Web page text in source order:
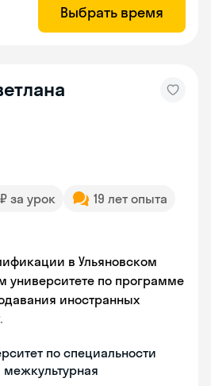
Выбрать время
за урок
19 лет опыта
в Ульяновском
университете по программе
иностранных
по специальности
межкультурная